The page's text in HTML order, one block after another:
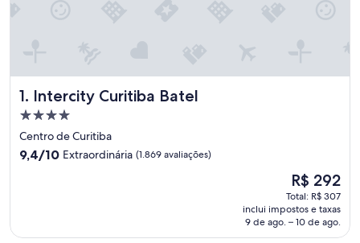
1. Intercity Curitiba Batel
Intercity Curitiba Batel
Propriedade
4.0
estrelas
Centro de Curitiba
9.4
9,4/10 Extraordinária (1.869 avaliações)
O
preço
é
de
R$ 292
R$ 292
Total: R$ 307
inclui impostos e taxas
9 de ago. – 10 de ago.